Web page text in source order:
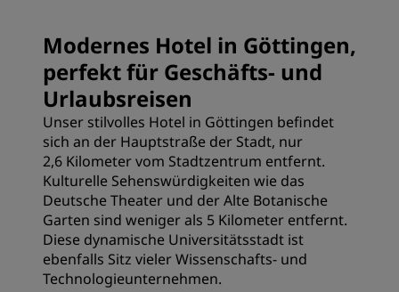
Modernes Hotel in Göttingen,
perfekt für Geschäfts- und
Urlaubsreisen
Unser stilvolles Hotel in Göttingen befindet
sich an der Hauptstraße der Stadt, nur
2,6 Kilometer vom Stadtzentrum entfernt.
Kulturelle Sehenswürdigkeiten wie das
Deutsche Theater und der Alte Botanische
Garten sind weniger als 5 Kilometer entfernt.
Diese dynamische Universitätsstadt ist
ebenfalls Sitz vieler Wissenschafts- und
Technologieunternehmen.